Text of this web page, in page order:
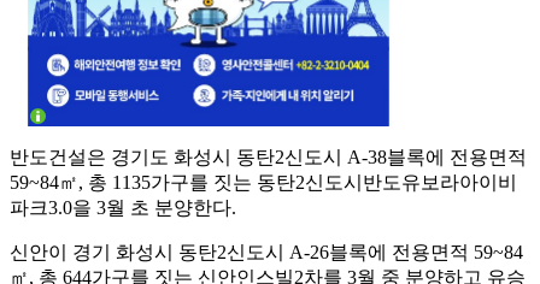
반도건설은 경기도 화성시 동탄2신도시 A-38블록에 전용면적
59~84㎡, 총 1135가구를 짓는 동탄2신도시반도유보라아이비
파크3.0을 3월 초 분양한다.
신안이 경기 화성시 동탄2신도시 A-26블록에 전용면적 59~84
㎡, 총 644가구를 짓는 신안인스빌2차를 3월 중 분양하고 유승